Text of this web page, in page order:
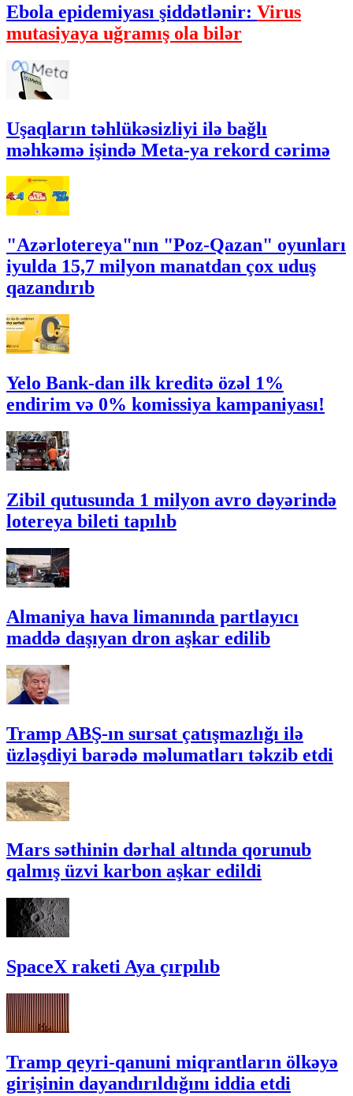
Ebola epidemiyası şiddətlənir: Virus
mutasiyaya uğramış ola bilər
Uşaqların təhlükəsizliyi ilə bağlı
məhkəmə işində Meta-ya rekord cərimə
"Azərlotereya"nın "Poz-Qazan" oyunları
iyulda 15,7 milyon manatdan çox uduş
qazandırıb
Yelo Bank-dan ilk kreditə özəl 1%
endirim və 0% komissiya kampaniyası!
Zibil qutusunda 1 milyon avro dəyərində
lotereya bileti tapılıb
Almaniya hava limanında partlayıcı
maddə daşıyan dron aşkar edilib
Tramp ABŞ-ın sursat çatışmazlığı ilə
üzləşdiyi barədə məlumatları təkzib etdi
Mars səthinin dərhal altında qorunub
qalmış üzvi karbon aşkar edildi
SpaceX raketi Aya çırpılıb
Tramp qeyri-qanuni miqrantların ölkəyə
girişinin dayandırıldığını iddia etdi